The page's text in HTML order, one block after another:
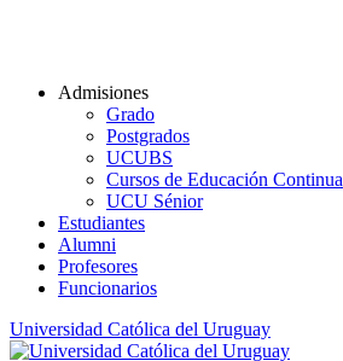
Admisiones
Grado
Postgrados
UCUBS
Cursos de Educación Continua
UCU Sénior
Estudiantes
Alumni
Profesores
Funcionarios
Universidad Católica del Uruguay